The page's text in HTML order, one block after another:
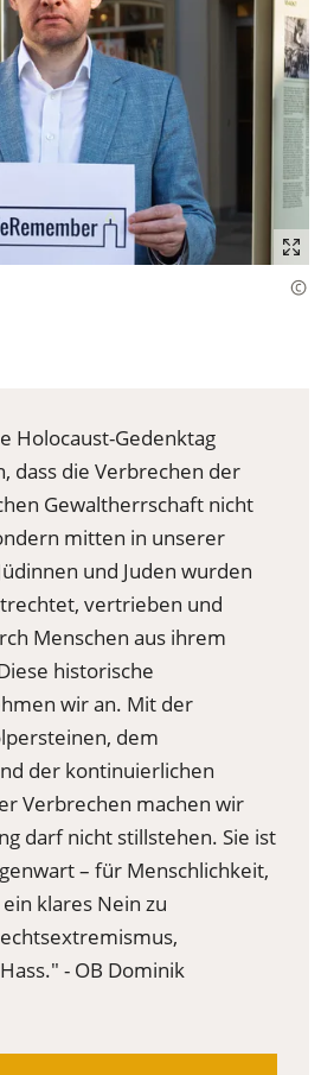
Holocaust-Gedenktag
dass die Verbrechen der
Gewaltherrschaft nicht
mitten in unserer
und Juden wurden
vertrieben und
Menschen aus ihrem
historische
wir an. Mit der
dem
der kontinuierlichen
Verbrechen machen wir
darf nicht stillstehen. Sie ist
– für Menschlichkeit,
klares Nein zu
- OB Dominik